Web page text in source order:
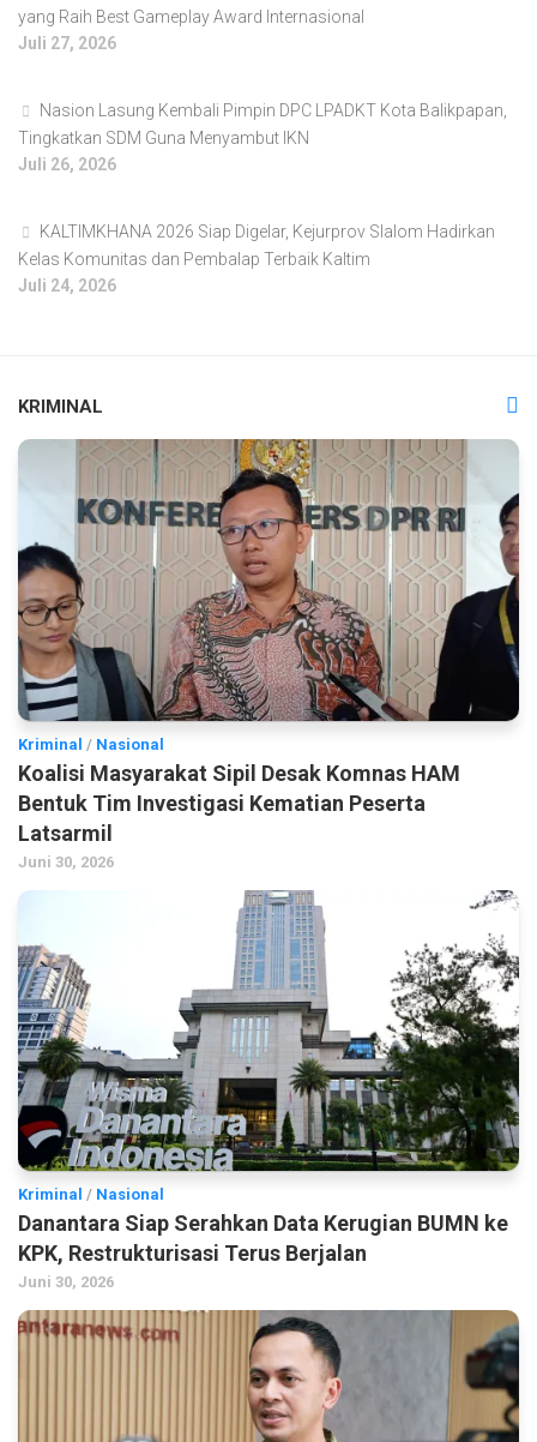
yang Raih Best Gameplay Award Internasional
Juli 27, 2026
Nasion Lasung Kembali Pimpin DPC LPADKT Kota Balikpapan,
Tingkatkan SDM Guna Menyambut IKN
Juli 26, 2026
KALTIMKHANA 2026 Siap Digelar, Kejurprov Slalom Hadirkan
Kelas Komunitas dan Pembalap Terbaik Kaltim
Juli 24, 2026
KRIMINAL
Kriminal / Nasional
Koalisi Masyarakat Sipil Desak Komnas HAM
Bentuk Tim Investigasi Kematian Peserta
Latsarmil
Juni 30, 2026
Kriminal / Nasional
Danantara Siap Serahkan Data Kerugian BUMN ke
KPK, Restrukturisasi Terus Berjalan
Juni 30, 2026